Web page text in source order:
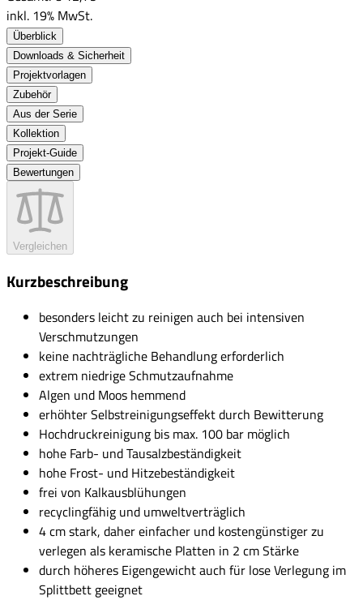
inkl. 19% MwSt.
Überblick
Downloads & Sicherheit
Projektvorlagen
Zubehör
Aus der Serie
Kollektion
Projekt-Guide
Bewertungen
Vergleichen
Kurzbeschreibung
besonders leicht zu reinigen auch bei intensiven
Verschmutzungen
keine nachträgliche Behandlung erforderlich
extrem niedrige Schmutzaufnahme
Algen und Moos hemmend
erhöhter Selbstreinigungseffekt durch Bewitterung
Hochdruckreinigung bis max. 100 bar möglich
hohe Farb- und Tausalzbeständigkeit
hohe Frost- und Hitzebeständigkeit
frei von Kalkausblühungen
recyclingfähig und umweltverträglich
4 cm stark, daher einfacher und kostengünstiger zu
verlegen als keramische Platten in 2 cm Stärke
durch höheres Eigengewicht auch für lose Verlegung im
Splittbett geeignet